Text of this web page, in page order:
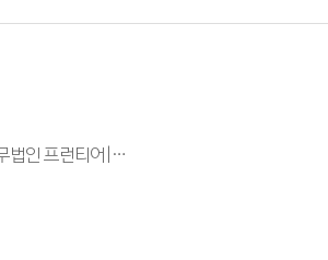
브에서 보기 위증교사 혐의, ‘말 한마디’가 왜 범죄가 아니었을까? 법무법인 프런티어|…